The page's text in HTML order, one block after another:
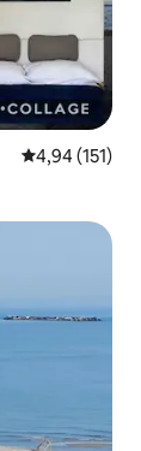
4,94 (151)